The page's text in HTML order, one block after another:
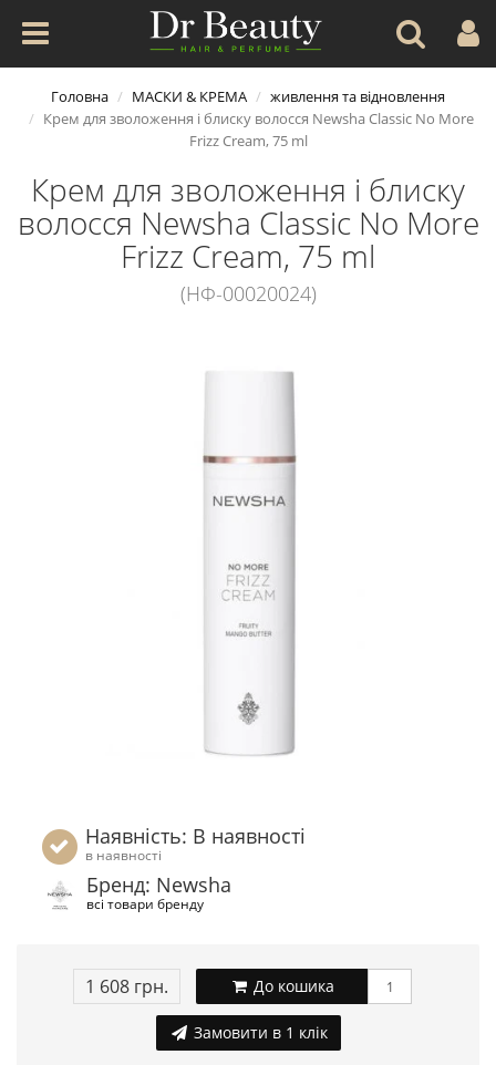
Головна МАСКИ & КРЕМА
живлення та вiдновлення
Крем для зволоження і блиску волосся Newsha Classic No More
Frizz Cream, 75 ml
Крем для зволоження і блиску
волосся Newsha Classic No More
Frizz Cream, 75 ml
(НФ-00020024)
Наявність: В наявності
в наявності
Бренд: Newsha
всі товари бренду
1 608 грн. До кошика
Замовити в 1 клік